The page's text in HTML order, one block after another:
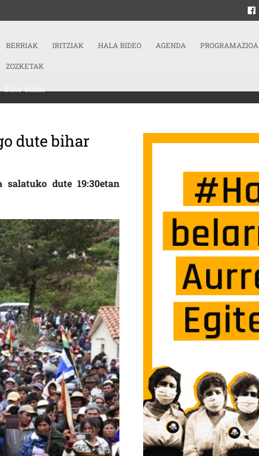
BERRIAK IRITZIAK HALA BIDEO AGENDA PROGRAMAZIOA
ZOZKETAK
dute bihar
dute bihar
KOLPEA SALATZEKO ELKARRETARATZEA EGINGO DUTE BIHAR
dute 19:30etan